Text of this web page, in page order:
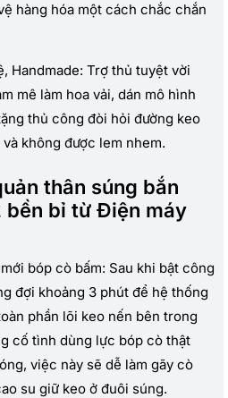
hàng hóa một cách chắc chắn
Handmade: Trợ thủ tuyệt vời
mê làm hoa vải, dán mô hình
thủ công đòi hỏi đường keo
không được lem nhem.
thân súng bắn
bền bỉ từ Điện máy
bóp cò bấm: Sau khi bật công
đợi khoảng 3 phút để hệ thống
phần lõi keo nến bên trong
cố tình dùng lực bóp cò thật
việc này sẽ dễ làm gãy cò
su giữ keo ở đuôi súng.